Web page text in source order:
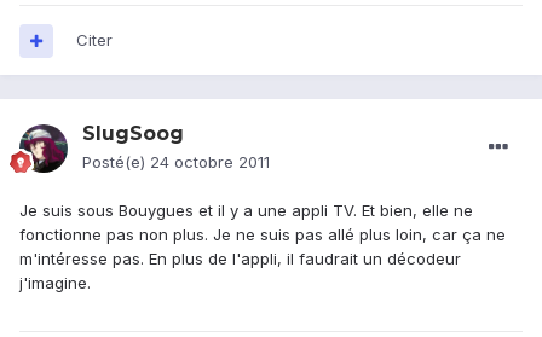
Citer
SlugSoog
Posté(e) 24 octobre 2011
Je suis sous Bouygues et il y a une appli TV. Et bien, elle ne
fonctionne pas non plus. Je ne suis pas allé plus loin, car ça ne
m'intéresse pas. En plus de l'appli, il faudrait un décodeur
j'imagine.